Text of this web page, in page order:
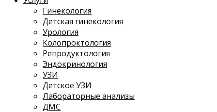
Гинекология
Детская гинекология
Урология
Колопроктология
Репродуктология
Эндокринология
УЗИ
Детское УЗИ
Лабораторные анализы
ДМС